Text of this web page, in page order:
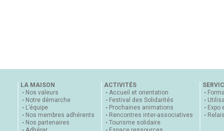
LA MAISON
Nos valeurs
Notre démarche
L’équipe
Nos membres adhérents
Nos partenaires
ACTIVITÉS
Accueil et orientation
Festival des Solidarités
Prochaines animations
Rencontres inter-associatives
Tourisme solidaire
Expo